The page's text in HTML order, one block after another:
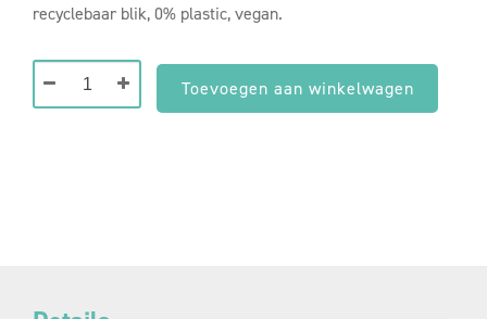
recyclebaar blik, 0% plastic, vegan.
Koffiebonen
Toevoegen aan winkelwagen